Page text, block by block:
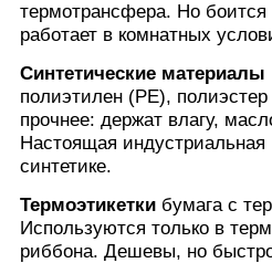
термотрансфера. Но
работает в комнатных
Синтетические материалы
полиэтилен (PE),
прочнее: держат влагу,
Настоящая индустриальная
синтетике.
Термоэтикетки бумага с
Используются только в
риббона. Дешевы, но